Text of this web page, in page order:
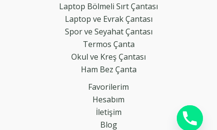
Laptop Bölmeli Sırt Çantası
Laptop ve Evrak Çantası
Spor ve Seyahat Çantası
Termos Çanta
Okul ve Kreş Çantası
Ham Bez Çanta
Favorilerim
Hesabım
İletişim
Blog